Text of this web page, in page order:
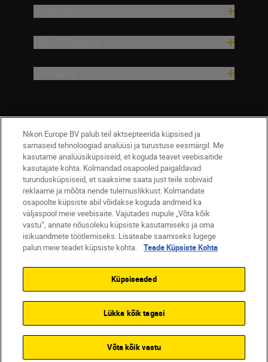
Eesti Nikon Sites
Contact Us Privacy Notice
Terms of Use
Cookie Notice
Cookie Settings
© 2026 Nikon
Nikon Europe BV palub teil aktsepteerida küpsised ja
sarnaseid tehnoloogiad analüüsi ja turustuse eesmärgil. Me
kasutame analüüsiküpsiseid, et koguda teavet veebisaitide
kasutajate kohta. Kolmandad osapooled paigaldavad
turundusküpsiseid, et saaksime saata just teile sobivaid
reklaame ja mõõta nende tulemuslikkust. Kolmandate
osapoolte küpsiste abil võidakse koguda andmeid ka
väljaspool meie veebisaite. Vajutades nupule „Võta kõik
vastu“, annate nõusoleku küpsiste kasutamiseks ja oma
isikuandmete töötlemiseks. Lisateabe saamiseks lugege
palun meie teadet küpsiste kohta.
Teade Küpsiste Kohta
Küpsiseaded
Lükka kõik tagasi
Võta kõik vastu